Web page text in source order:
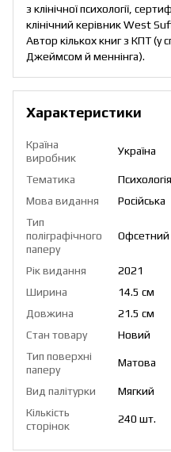
з клінічної психології,
клінічний керівник West
Автор кількох книг з КПТ (у
Джеймсом й меннінга).
Характеристики
Країна
виробник
Україна
Тематика
Психологія
Мова видання
Російська
Тип
поліграфічного
паперу
Офсетний
Рік видання
2021
Ширина
14.5 см
Довжина
21.5 см
Стан товару
Новий
Тип поверхні
паперу
Матова
Вид палітурки
Мягкий
Кількість
сторінок
240 шт.